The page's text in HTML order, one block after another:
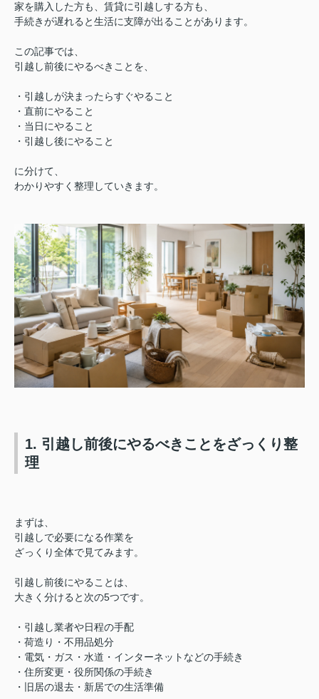
家を購入した方も、賃貸に引越しする方も、
手続きが遅れると生活に支障が出ることがあります。
この記事では、
引越し前後にやるべきことを、
・引越しが決まったらすぐやること
・直前にやること
・当日にやること
・引越し後にやること
に分けて、
わかりやすく整理していきます。
1. 引越し前後にやるべきことをざっくり整
理
まずは、
引越しで必要になる作業を
ざっくり全体で見てみます。
引越し前後にやることは、
大きく分けると次の5つです。
・引越し業者や日程の手配
・荷造り・不用品処分
・電気・ガス・水道・インターネットなどの手続き
・住所変更・役所関係の手続き
・旧居の退去・新居での生活準備